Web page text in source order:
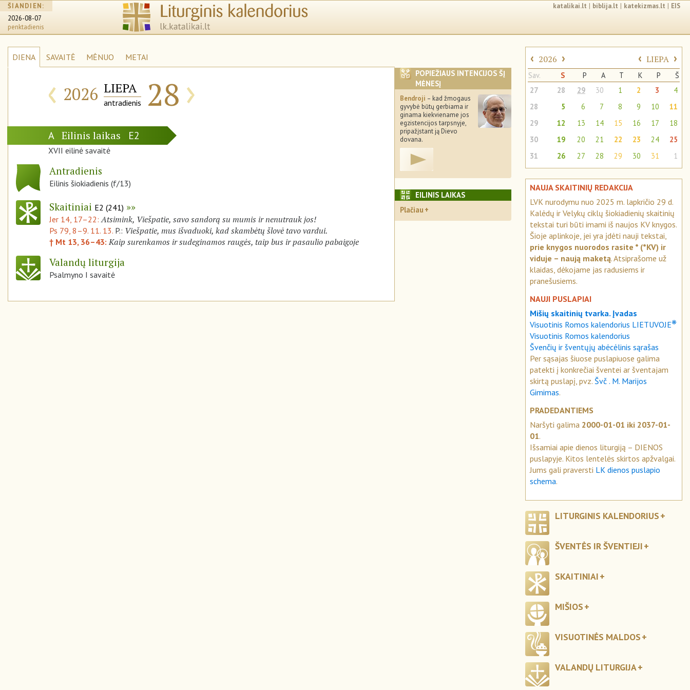
ŠIANDIEN:
2026-08-07
penktadienis
katalikai.lt | biblija.lt | katekizmas.lt | EIS
DIENA SAVAITĖ MĖNUO METAI
‹ 2026 LIEPA
antradienis 28 ›
A Eilinis laikas E2
XVII eilinė savaitė
Antradienis
Eilinis šiokiadienis (f/13)
Skaitiniai E2 (241)
Jer 14, 17–22: Atsimink, Viešpatie, savo sandorą su mumis ir nenutrauk jos!
Ps 79, 8–9. 11. 13. P.: Viešpatie, mus išvaduoki, kad skambėtų šlovė tavo vardui.
† Mt 13, 36–43: Kaip surenkamos ir sudeginamos raugės, taip bus ir pasaulio pabaigoje
Valandų liturgija
Psalmyno I savaitė
POPIEŽIAUS INTENCIJOS ŠĮ
MĖNESĮ
Bendroji – kad žmogaus
gyvybė būtų gerbiama ir
ginama kiekviename jos
egzistencijos tarpsnyje,
pripažįstant ją Dievo
dovana.
EILINIS LAIKAS
Plačiau
‹ 2026 › ‹ LIEPA ›
Sav. S P A T K P
Š
27
28 29 30 1 2 3
4
28
5 6 7 8 9 10
11
29
12 13 14 15 16 17
18
30
19 20 21 22 23 24
25
31
26 27 28 29 30 31 1
NAUJA SKAITINIŲ REDAKCIJA
LVK nurodymu nuo 2025 m. lapkričio 29 d.
Kalėdų ir Velykų ciklų šiokiadienių skaitinių
tekstai turi būti imami iš naujos KV knygos.
Šioje aplinkoje, jei yra įdėti nauji tekstai,
prie knygos nuorodos rasite * (*KV) ir
viduje – naują maketą. Atsiprašome už
klaidas, dėkojame jas radusiems ir
pranešusiems.
NAUJI PUSLAPIAI
Mišių skaitinių tvarka. Įvadas
Visuotinis Romos kalendorius LIETUVOJE❋
Visuotinis Romos kalendorius
Švenčių ir šventųjų abėcėlinis sąrašas
Per sąsajas šiuose puslapiuose galima
patekti į konkrečiai šventei ar šventajam
skirtą puslapį, pvz. Švč . M. Marijos
Gimimas.
PRADEDANTIEMS
Naršyti galima 2000-01-01 iki 2037-01-
01.
Išsamiai apie dienos liturgiją – DIENOS
puslapyje. Kitos lentelės skirtos apžvalgai.
Jums gali praversti LK dienos puslapio
schema.
LITURGINIS KALENDORIUS
ŠVENTĖS IR ŠVENTIEJI
SKAITINIAI
MIŠIOS
VISUOTINĖS MALDOS
VALANDŲ LITURGIJA